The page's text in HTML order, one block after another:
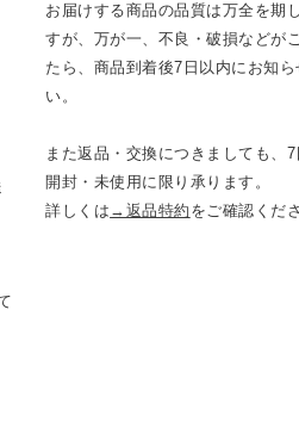
お届けする商品の品質は万全を期
すが、万が一、不良・破損などが
たら、商品到着後7日以内にお知ら
い。
また返品・交換につきましても、
開封・未使用に限り承ります。
詳しくは →返品特約 をご確認くだ